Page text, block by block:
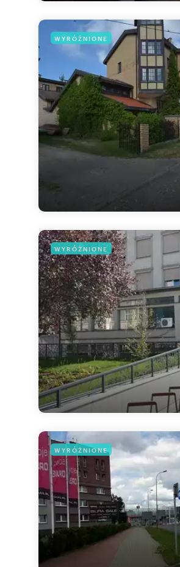
WYRÓŻNIONE
WYRÓŻNIONE
WYRÓŻNIONE